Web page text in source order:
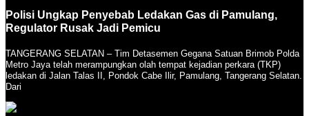
Polisi Ungkap Penyebab Ledakan Gas di Pamulang,
Regulator Rusak Jadi Pemicu
TANGERANG SELATAN – Tim Detasemen Gegana Satuan Brimob Polda
Metro Jaya telah merampungkan olah tempat kejadian perkara (TKP)
ledakan di Jalan Talas II, Pondok Cabe Ilir, Pamulang, Tangerang Selatan.
Dari